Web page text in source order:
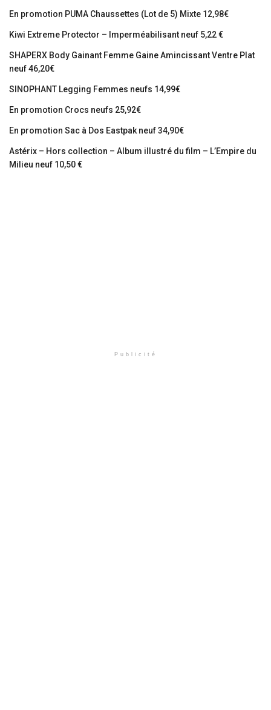
En promotion PUMA Chaussettes (Lot de 5) Mixte 12,98€
Kiwi Extreme Protector – Imperméabilisant neuf 5,22 €
SHAPERX Body Gainant Femme Gaine Amincissant Ventre Plat
neuf 46,20€
SINOPHANT Legging Femmes neufs 14,99€
En promotion Crocs neufs 25,92€
En promotion Sac à Dos Eastpak neuf 34,90€
Astérix – Hors collection – Album illustré du film – L’Empire du
Milieu neuf 10,50 €
Publicité